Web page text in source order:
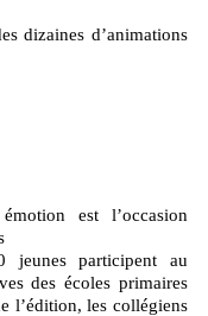
dizaines d’animations
est l’occasion
jeunes participent au
des écoles primaires
l’édition, les collégiens